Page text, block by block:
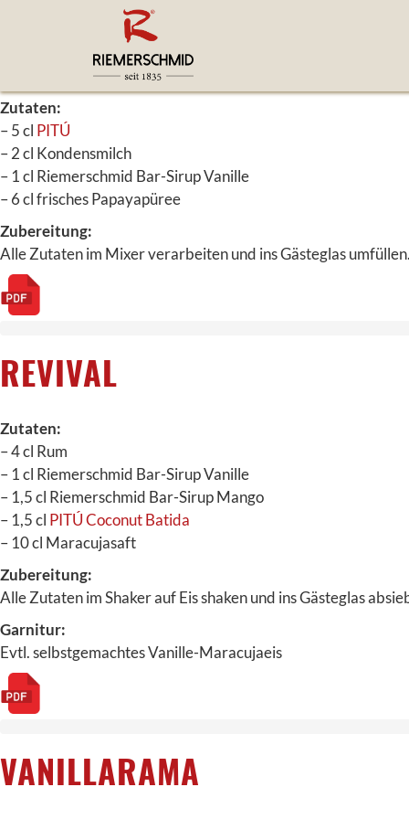
BATIDA DE MAMAO
Zutaten:
– 5 cl PITÚ
– 2 cl Kondensmilch
– 1 cl Riemerschmid Bar-Sirup Vanille
– 6 cl frisches Papayapüree
Zubereitung:
Alle Zutaten im Mixer verarbeiten und ins Gästeglas
REVIVAL
Zutaten:
– 4 cl Rum
– 1 cl Riemerschmid Bar-Sirup Vanille
– 1,5 cl Riemerschmid Bar-Sirup Mango
– 1,5 cl PITÚ Coconut Batida
– 10 cl Maracujasaft
Zubereitung:
Alle Zutaten im Shaker auf Eis shaken und ins Gästeglas
Garnitur:
Evtl. selbstgemachtes Vanille-Maracujaeis
VANILLARAMA